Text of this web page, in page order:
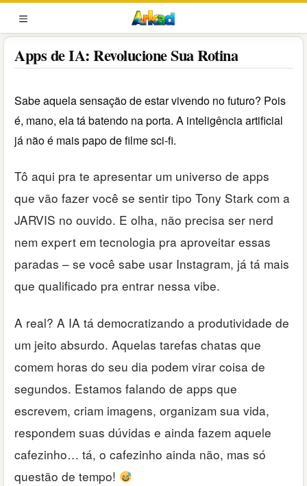
Pular
para
o
conteúdo
MENU
Apps de IA: Revolucione Sua Rotina
Sabe aquela sensação de estar vivendo no futuro? Pois
é, mano, ela tá batendo na porta. A inteligência artificial
já não é mais papo de filme sci-fi.
Tô aqui pra te apresentar um universo de apps
que vão fazer você se sentir tipo Tony Stark com a
JARVIS no ouvido. E olha, não precisa ser nerd
nem expert em tecnologia pra aproveitar essas
paradas – se você sabe usar Instagram, já tá mais
que qualificado pra entrar nessa vibe.
A real? A IA tá democratizando a produtividade de
um jeito absurdo. Aquelas tarefas chatas que
comem horas do seu dia podem virar coisa de
segundos. Estamos falando de apps que
escrevem, criam imagens, organizam sua vida,
respondem suas dúvidas e ainda fazem aquele
cafezinho… tá, o cafezinho ainda não, mas só
questão de tempo!